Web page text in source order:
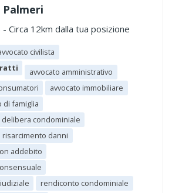
Palmeri
- Circa 12km dalla tua posizione
civilista
avvocato amministrativo
avvocato immobiliare
di famiglia
condominiale
risarcimento danni
addebito
rendiconto condominiale